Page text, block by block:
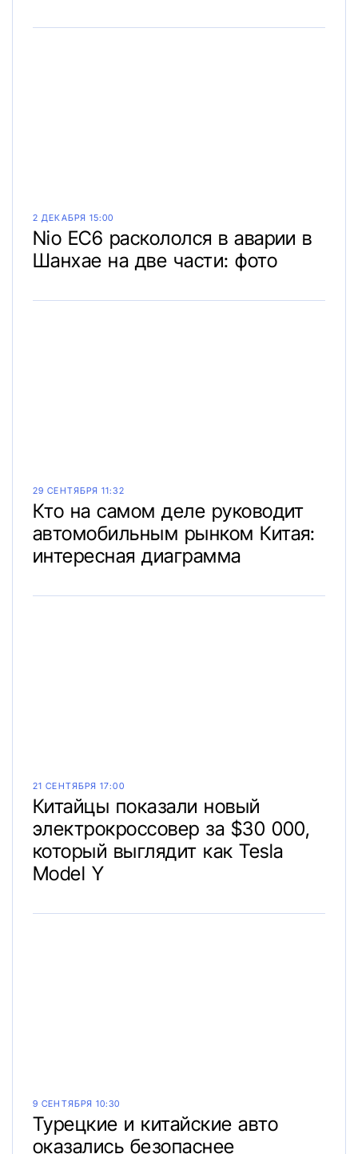
2 ДЕКАБРЯ 15:00
Nio EC6 раскололся в аварии в
Шанхае на две части: фото
29 СЕНТЯБРЯ 11:32
Кто на самом деле руководит
автомобильным рынком Китая:
интересная диаграмма
21 СЕНТЯБРЯ 17:00
Китайцы показали новый
электрокроссовер за $30 000,
который выглядит как Tesla
Model Y
9 СЕНТЯБРЯ 10:30
Турецкие и китайские авто
оказались безопаснее